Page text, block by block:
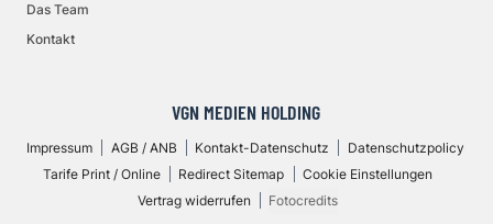
Das Team
Kontakt
VGN MEDIEN HOLDING
Impressum AGB / ANB Kontakt-Datenschutz
Datenschutzpolicy
Tarife Print / Online
Redirect Sitemap
Cookie Einstellungen
Vertrag widerrufen
Fotocredits